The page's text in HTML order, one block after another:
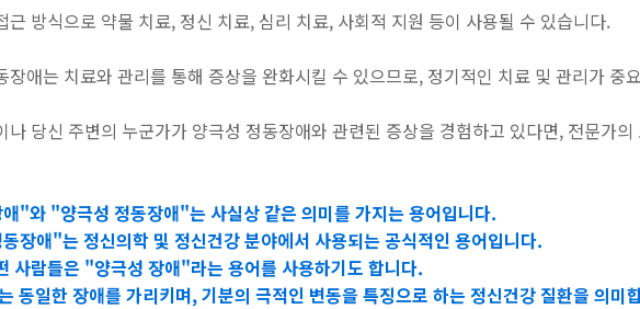
근 방식으로 약물 치료, 정신 치료, 심리 치료, 사회적 지원 등이 사용될 수 있습니다.
장애는 치료와 관리를 통해 증상을 완화시킬 수 있으므로, 정기적인 치료 및 관리가 중
나 당신 주변의 누군가가 양극성 정동장애와 관련된 증상을 경험하고 있다면, 전문가
"와 "양극성 정동장애"는 사실상 같은 의미를 가지는 용어입니다.
장애"는 정신의학 및 정신건강 분야에서 사용되는 공식적인 용어입니다.
사람들은 "양극성 장애"라는 용어를 사용하기도 합니다.
동일한 장애를 가리키며, 기분의 극적인 변동을 특징으로 하는 정신건강 질환을 의미